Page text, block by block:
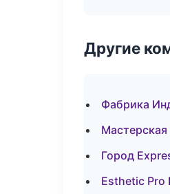
Другие
Фабрика
Город
Esthetic Pro